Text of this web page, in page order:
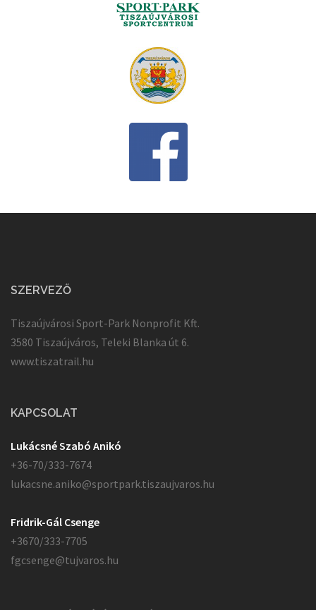
SZERVEZŐ
Tiszaújvárosi Sport-Park Nonprofit Kft.
3580 Tiszaújváros, Teleki Blanka út 6.
www.tiszatrail.hu
KAPCSOLAT
Lukácsné Szabó Anikó
+36-70/333-7674
lukacsne.aniko@sportpark.tiszaujvaros.hu
Fridrik-Gál Csenge
+3670/333-7705
fgcsenge@tujvaros.hu